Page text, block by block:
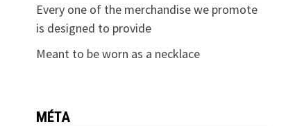
Every one of the merchandise we promote
is designed to provide
Meant to be worn as a necklace
MÉTA